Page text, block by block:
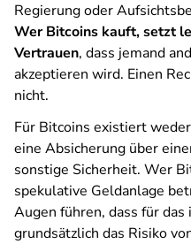
Regierung oder
Wer Bitcoins kauft, setzt
Vertrauen, dass jemand
akzeptieren wird. Einen
nicht.
Für Bitcoins existiert
eine Absicherung über
sonstige Sicherheit. Wer
spekulative Geldanlage
Augen führen, dass für
grundsätzlich das Risiko